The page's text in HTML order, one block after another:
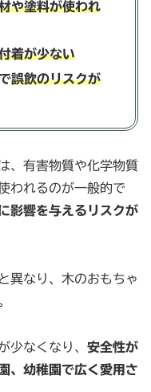
や塗料が使われ
着が少ない
誤飲のリスクが
、有害物質や化学物質
われるのが一般的で
影響を与えるリスクが
異なり、木のおもちゃ
少なくなり、 安全性が
、幼稚園で広く愛用さ